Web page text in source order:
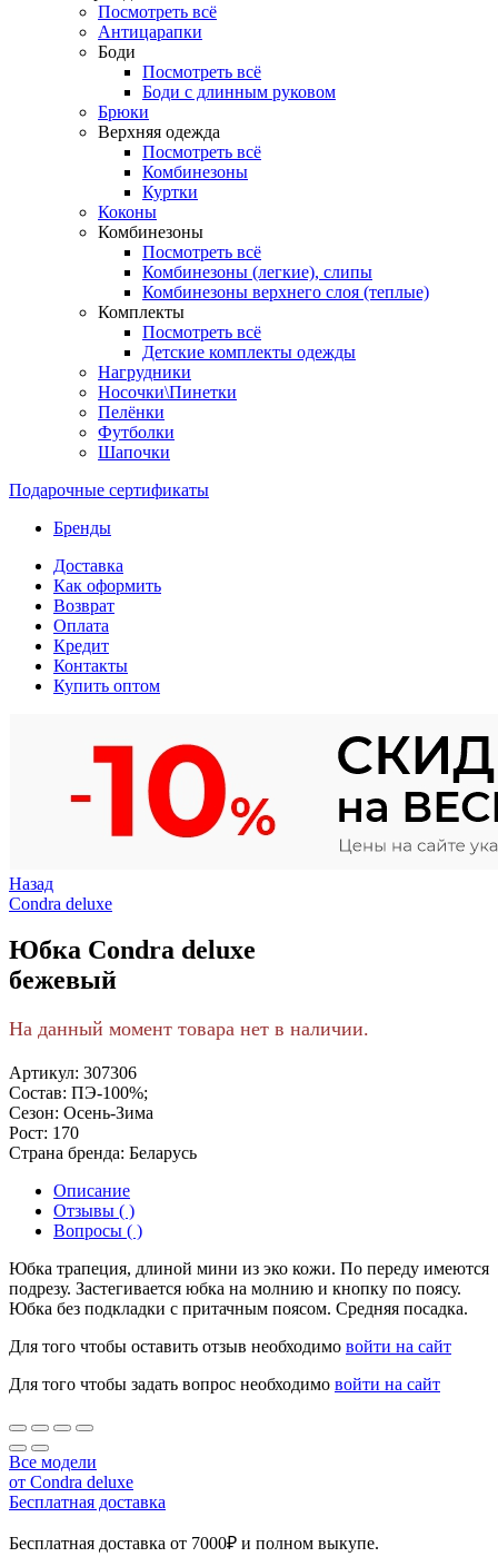
Посмотреть всё
Антицарапки
Боди
Посмотреть всё
Боди с длинным руковом
Брюки
Верхняя одежда
Посмотреть всё
Комбинезоны
Куртки
Коконы
Комбинезоны
Посмотреть всё
Комбинезоны (легкие), слипы
Комбинезоны верхнего слоя (теплые)
Комплекты
Посмотреть всё
Детские комплекты одежды
Нагрудники
Носочки\Пинетки
Пелёнки
Футболки
Шапочки
Подарочные сертификаты
Бренды
Доставка
Как оформить
Возврат
Оплата
Кредит
Контакты
Купить оптом
Назад
Condra deluxe
Юбка Condra deluxe
бежевый
На данный момент товара нет в наличии.
Артикул: 307306
Состав: ПЭ-100%;
Сезон: Осень-Зима
Рост: 170
Страна бренда: Беларусь
Описание
Отзывы ( )
Вопросы ( )
Юбка трапеция, длиной мини из эко кожи. По переду имеются
подрезу. Застегивается юбка на молнию и кнопку по поясу.
Юбка без подкладки с притачным поясом. Средняя посадка.
Для того чтобы оставить отзыв необходимо войти на сайт
Для того чтобы задать вопрос необходимо войти на сайт
Все модели
от Condra deluxe
Бесплатная доставка
Бесплатная доставка от 7000₽ и полном выкупе.